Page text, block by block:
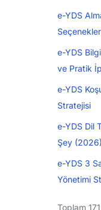
e-YDS
e-YDS
ve Pratik
e-YDS
Stratejisi
e-YDS Dil
Şey (2026)
e-YDS 3
Yönetimi
Toplam